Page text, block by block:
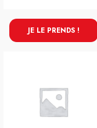
JE LE PRENDS !